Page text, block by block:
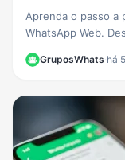
Aprenda o passo a
WhatsApp Web.
e vídeo que
GruposWhats·há